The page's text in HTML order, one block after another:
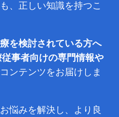
、正しい知識を持つこ
を検討されている方へ
事者向けの専門情報や
ンテンツをお届けしま
悩みを解決し、より良